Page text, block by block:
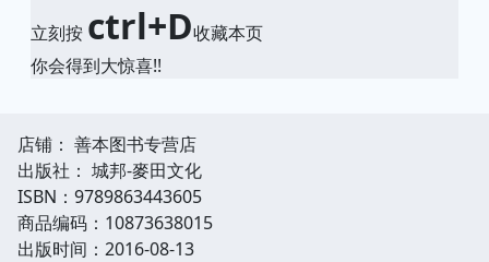
立刻按 ctrl+D收藏本页
你会得到大惊喜!!
店铺： 善本图书专营店
出版社： 城邦-麥田文化
ISBN：9789863443605
商品编码：10873638015
出版时间：2016-08-13